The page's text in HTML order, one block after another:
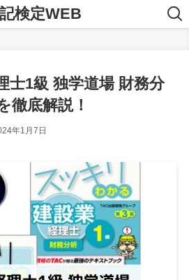
検定WEB
士1級 独学道場 財務分
徹底解説！
年1月7日